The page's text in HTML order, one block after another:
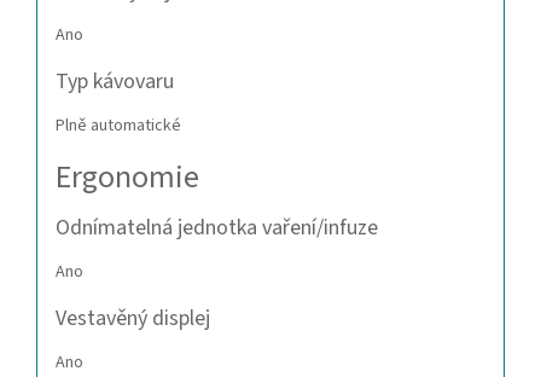
Ano
Typ kávovaru
Plně automatické
Ergonomie
Odnímatelná jednotka vaření/infuze
Ano
Vestavěný displej
Ano